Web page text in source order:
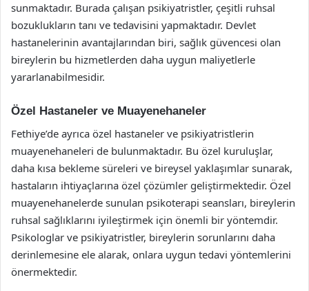
sunmaktadır. Burada çalışan psikiyatristler, çeşitli ruhsal
bozuklukların tanı ve tedavisini yapmaktadır. Devlet
hastanelerinin avantajlarından biri, sağlık güvencesi olan
bireylerin bu hizmetlerden daha uygun maliyetlerle
yararlanabilmesidir.
Özel Hastaneler ve Muayenehaneler
Fethiye’de ayrıca özel hastaneler ve psikiyatristlerin
muayenehaneleri de bulunmaktadır. Bu özel kuruluşlar,
daha kısa bekleme süreleri ve bireysel yaklaşımlar sunarak,
hastaların ihtiyaçlarına özel çözümler geliştirmektedir. Özel
muayenehanelerde sunulan psikoterapi seansları, bireylerin
ruhsal sağlıklarını iyileştirmek için önemli bir yöntemdir.
Psikologlar ve psikiyatristler, bireylerin sorunlarını daha
derinlemesine ele alarak, onlara uygun tedavi yöntemlerini
önermektedir.